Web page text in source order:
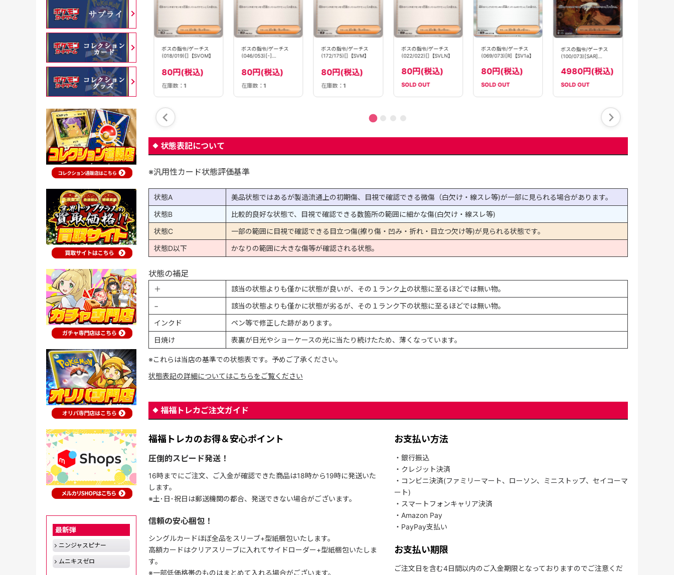
ボスの指令/ゲーチス
(181/190)[]【SV4a】
80円(税込)
在庫数：8
ボスの指令/ゲーチス
(018/019)[]【SVOM】
80円(税込)
在庫数： 1
ボスの指令/ゲーチス
(046/053)[-]
80円(税込)
在庫数：1
ボスの指令/ゲーチス
(172/175)[]【SVM】
80円(税込)
在庫数：1
ボスの指令/ゲーチス
(022/022)[]【SVLN】
80円(税込)
SOLD OUT
ボスの指令/ゲーチス
(069/073)[R]【SV1a】
80円(税込)
SOLD OUT
ボスの指令/ゲーチス
(100/073)[SAR]
4980円(税込)
SOLD OUT
状態表記について
※汎用性カード状態評価基準
状態A
美品状態ではあるが製造流通上の初期傷、目視で確認できる微傷（白欠け・線スレ等)が一部に見られる場合があります。
状態B
比較的良好な状態で、目視で確認できる数箇所の範囲に細かな傷(白欠け・線スレ等)
状態C
一部の範囲に目視で確認できる目立つ傷(擦り傷・凹み・折れ・目立つ欠け等)が見られる状態です。
状態D以下
かなりの範囲に大きな傷等が確認される状態。
状態の補足
＋
該当の状態よりも僅かに状態が良いが、その１ランク上の状態に至るほどでは無い物。
−
該当の状態よりも僅かに状態が劣るが、その１ランク下の状態に至るほどでは無い物。
インクド
ペン等で修正した跡があります。
日焼け
表裏が日光やショーケースの光に当たり続けたため、薄くなっています。
※これらは当店の基準での状態表です。予めご了承ください。
状態表記の詳細についてはこちらをご覧ください
福福トレカご注文ガイド
福福トレカのお得＆安心ポイント
圧倒的スピード発送！
16時までにご注文、ご入金が確認できた商品は18時から19時に発送いた
します。
※土･日･祝日は郵送機関の都合、発送できない場合がございます。
信頼の安心梱包！
シングルカードほぼ全品をスリーブ+型紙梱包いたします。
高額カードはクリアスリーブに入れてサイドローダー+型紙梱包いたしま
す。
※一部低価格帯のものはまとめて入れる場合がございます。
お支払い方法
・銀行振込
・クレジット決済
・コンビニ決済(ファミリーマート、ローソン、ミニストップ、セイコーマ
ート)
・スマートフォンキャリア決済
・Amazon Pay
・PayPay支払い
お支払い期限
ご注文日を含む4日間以内のご入金期限となっておりますのでご注意くだ
最新弾
ニンジャスピナー
ムニキスゼロ